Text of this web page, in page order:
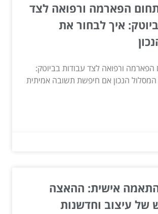
הפארמה ורפואה לצד
איך לבחור את
ורפואה לצד עבודות בביוטק:
המסלול הנכון אם חיפשת תשובה אמיתית
אישית: ההאצה
של עיצוב וחדשנות